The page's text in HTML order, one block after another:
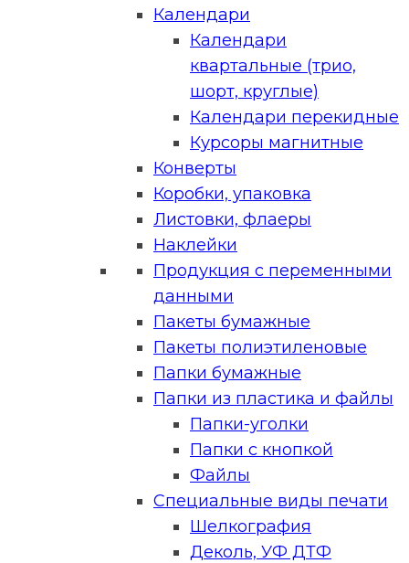
Календари
Календари
квартальные (трио,
шорт, круглые)
Календари перекидные
Курсоры магнитные
Конверты
Коробки, упаковка
Листовки, флаеры
Наклейки
Продукция с переменными
данными
Пакеты бумажные
Пакеты полиэтиленовые
Папки бумажные
Папки из пластика и файлы
Папки-уголки
Папки с кнопкой
Файлы
Специальные виды печати
Шелкография
Деколь, УФ ДТФ